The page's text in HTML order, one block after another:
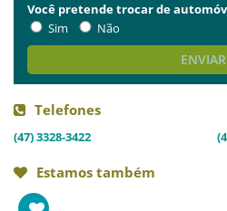
Você pretende trocar de
Sim
Não
ENVIAR
Telefones
(47) 3328-3422
Estamos também